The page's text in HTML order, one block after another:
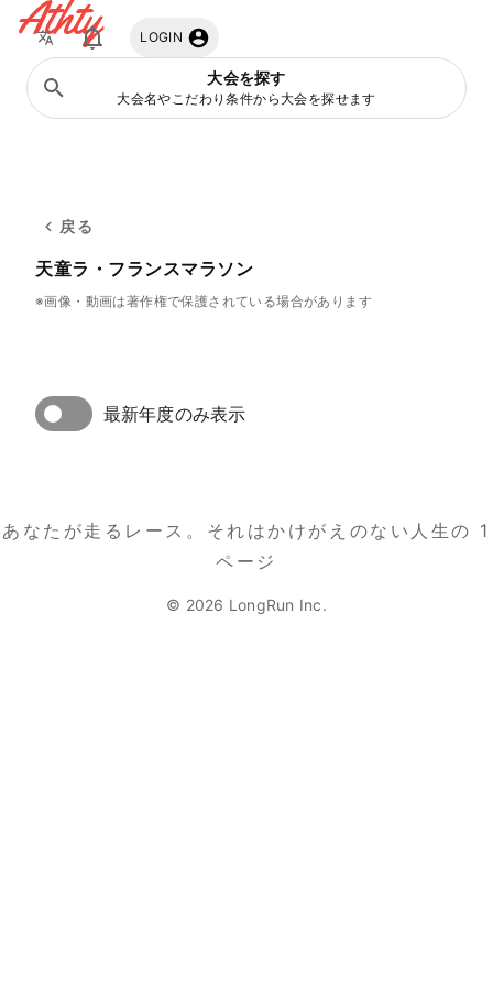
Athty LOGIN
大会を探す
大会名やこだわり条件から大会を探せます
戻る
天童ラ・フランスマラソン
※画像・動画は著作権で保護されている場合があります
最新年度のみ表示
あなたが走るレース。 それはかけがえのない人生の 1
ページ
© 2026 LongRun Inc.